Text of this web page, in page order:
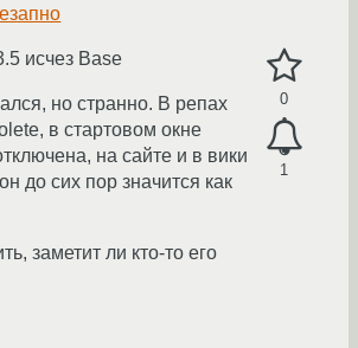
0
1
исчез Base
но странно. В репах
в стартовом окне
на сайте и в вики
до сих пор значится как
заметит ли кто-то его